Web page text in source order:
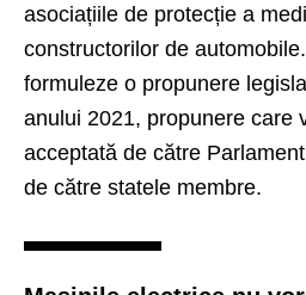
asociațiile de protecție a
constructorilor de
formuleze o propunere
anului 2021, propunere care
acceptată de către
de către statele membre.